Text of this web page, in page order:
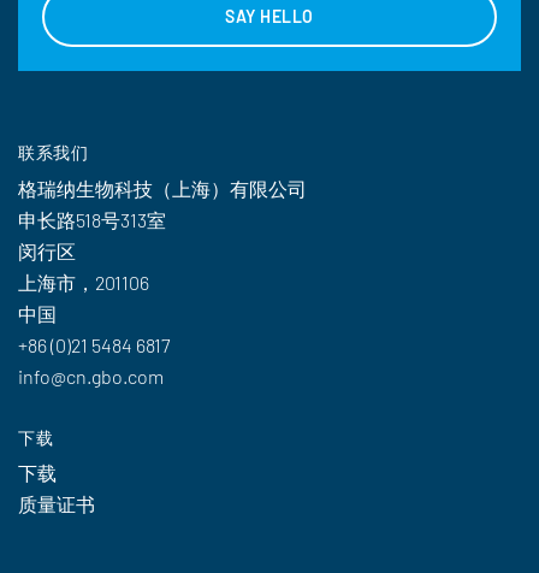
SAY HELLO
联系我们
格瑞纳生物科技（上海）有限公司
申长路518号313室
闵行区
上海市，201106
中国
+86 (0)21 5484 6817
info@cn.gbo.com
下载
下载
质量证书